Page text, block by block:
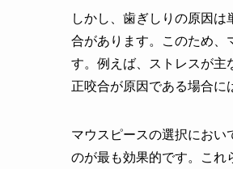
しかし、歯ぎしりの原因
合があります。このため、
す。例えば、ストレスが
正咬合が原因である場合に
マウスピースの選択にお
のが最も効果的です。こ